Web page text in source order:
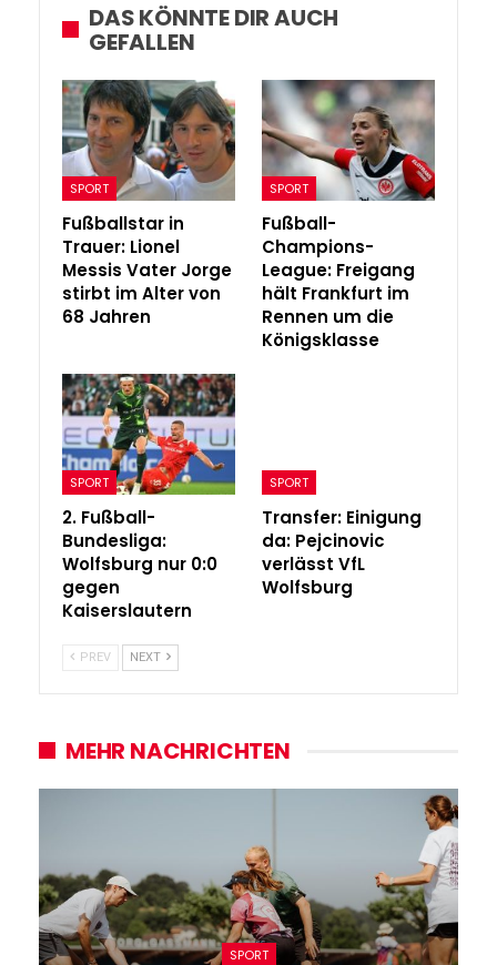
DAS KÖNNTE DIR AUCH
GEFALLEN
SPORT
Fußballstar in
Trauer: Lionel
Messis Vater Jorge
stirbt im Alter von
68 Jahren
SPORT
Fußball-
Champions-
League: Freigang
hält Frankfurt im
Rennen um die
Königsklasse
SPORT
2. Fußball-
Bundesliga:
Wolfsburg nur 0:0
gegen
Kaiserslautern
SPORT
Transfer: Einigung
da: Pejcinovic
verlässt VfL
Wolfsburg
PREV NEXT
MEHR NACHRICHTEN
SPORT